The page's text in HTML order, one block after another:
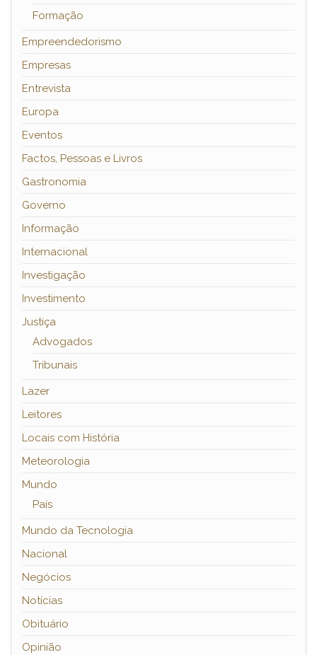
Formação
Empreendedorismo
Empresas
Entrevista
Europa
Eventos
Factos, Pessoas e Livros
Gastronomia
Governo
Informação
Internacional
Investigação
Investimento
Justiça
Advogados
Tribunais
Lazer
Leitores
Locais com História
Meteorologia
Mundo
País
Mundo da Tecnologia
Nacional
Negócios
Notícias
Obituário
Opinião